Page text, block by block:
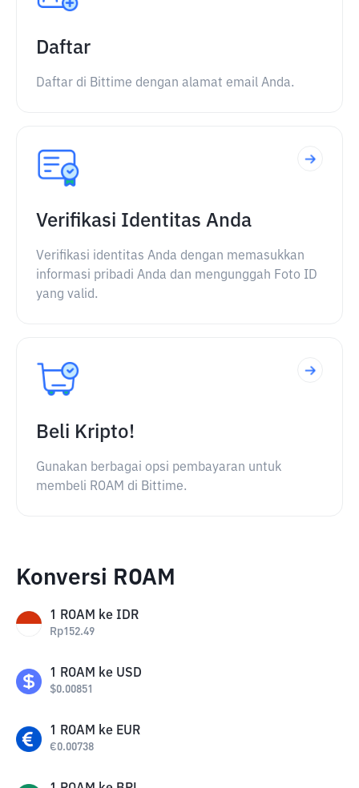
Daftar
Daftar di Bittime dengan alamat email Anda.
Verifikasi Identitas Anda
Verifikasi identitas Anda dengan memasukkan
informasi pribadi Anda dan mengunggah Foto ID
yang valid.
Beli Kripto!
Gunakan berbagai opsi pembayaran untuk
membeli ROAM di Bittime.
Konversi ROAM
1 ROAM ke IDR
Rp152.49
1 ROAM ke USD
$0.00851
1 ROAM ke EUR
€0.00738